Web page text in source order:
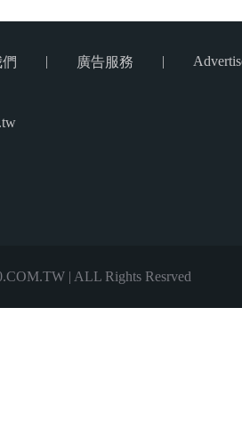
| 廣告服務 |
| ALL Rights Resrved